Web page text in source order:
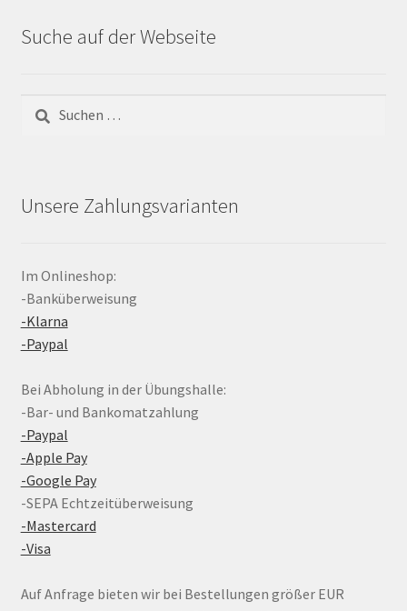
Suche auf der Webseite
Suchen
nach:
Unsere Zahlungsvarianten
Im Onlineshop:
-Banküberweisung
-Klarna
-Paypal
Bei Abholung in der Übungshalle:
-Bar- und Bankomatzahlung
-Paypal
-Apple Pay
-Google Pay
-SEPA Echtzeitüberweisung
-Mastercard
-Visa
Auf Anfrage bieten wir bei Bestellungen größer EUR